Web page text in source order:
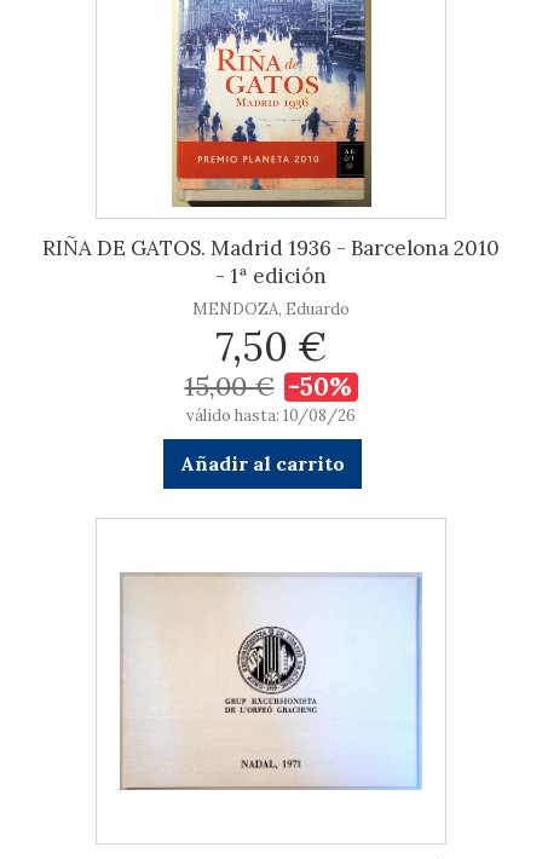
RIÑA DE GATOS. Madrid 1936 - Barcelona 2010
- 1ª edición
MENDOZA, Eduardo
7,50 €
15,00 € -50%
válido hasta: 10/08/26
Añadir al carrito